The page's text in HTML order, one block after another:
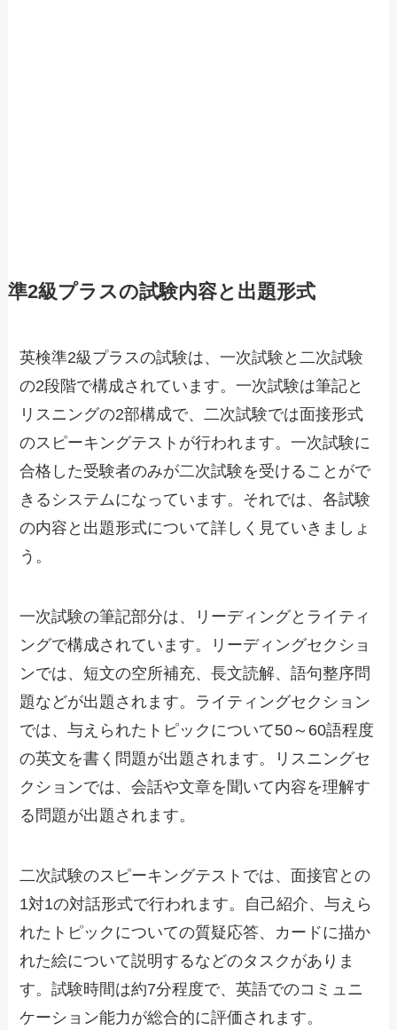
準2級プラスの試験内容と出題形式
英検準2級プラスの試験は、一次試験と二次試験
の2段階で構成されています。一次試験は筆記と
リスニングの2部構成で、二次試験では面接形式
のスピーキングテストが行われます。一次試験に
合格した受験者のみが二次試験を受けることがで
きるシステムになっています。それでは、各試験
の内容と出題形式について詳しく見ていきましょ
う。
一次試験の筆記部分は、リーディングとライティ
ングで構成されています。リーディングセクショ
ンでは、短文の空所補充、長文読解、語句整序問
題などが出題されます。ライティングセクション
では、与えられたトピックについて50～60語程度
の英文を書く問題が出題されます。リスニングセ
クションでは、会話や文章を聞いて内容を理解す
る問題が出題されます。
二次試験のスピーキングテストでは、面接官との
1対1の対話形式で行われます。自己紹介、与えら
れたトピックについての質疑応答、カードに描か
れた絵について説明するなどのタスクがありま
す。試験時間は約7分程度で、英語でのコミュニ
ケーション能力が総合的に評価されます。